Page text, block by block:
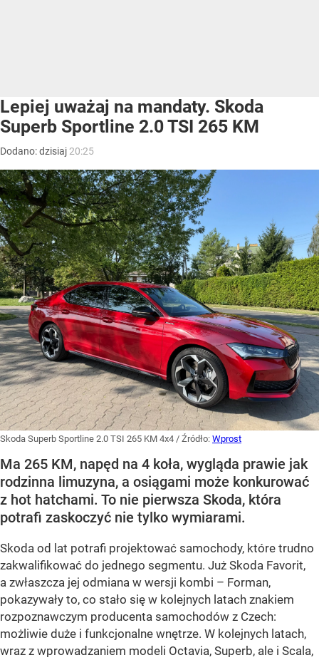
Lepiej uważaj na mandaty. Skoda
Superb Sportline 2.0 TSI 265 KM
Dodano:dzisiaj 20:25
Skoda Superb Sportline 2.0 TSI 265 KM 4x4 / Źródło: Wprost
Ma 265 KM, napęd na 4 koła, wygląda prawie jak
rodzinna limuzyna, a osiągami może konkurować
z hot hatchami. To nie pierwsza Skoda, która
potrafi zaskoczyć nie tylko wymiarami.
Skoda od lat potrafi projektować samochody, które trudno
zakwalifikować do jednego segmentu. Już Skoda Favorit,
a zwłaszcza jej odmiana w wersji kombi – Forman,
pokazywały to, co stało się w kolejnych latach znakiem
rozpoznawczym producenta samochodów z Czech:
możliwie duże i funkcjonalne wnętrze. W kolejnych latach,
wraz z wprowadzaniem modeli Octavia, Superb, ale i Scala,